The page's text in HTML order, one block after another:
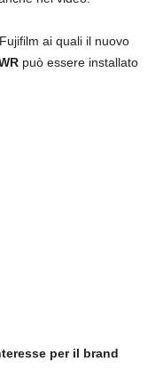
ai quali il nuovo
può essere installato
per il brand